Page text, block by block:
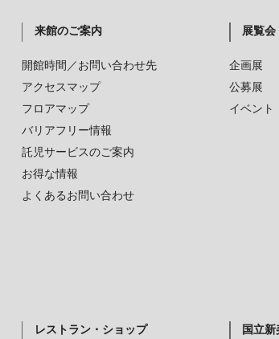
来館のご案内
開館時間／お問い合わせ先
アクセスマップ
フロアマップ
バリアフリー情報
託児サービスのご案内
お得な情報
よくあるお問い合わせ
展覧会
企画展
公募展
イベント
レストラン・ショップ 国立